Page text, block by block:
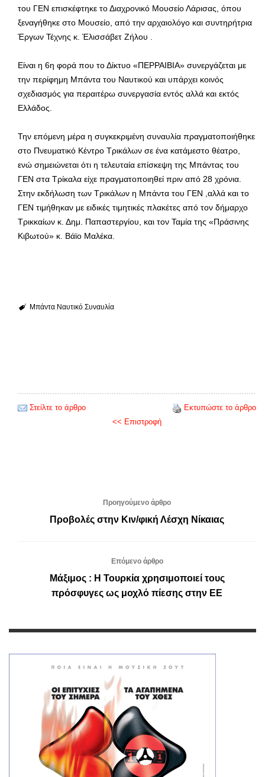
του ΓΕΝ επισκέφτηκε το Διαχρονικό Μουσείο Λάρισας, όπου
ξεναγήθηκε στο Μουσείο, από την αρχαιολόγο και συντηρήτρια
Έργων Τέχνης κ. Έλισσάβετ Ζήλου .
Είναι η 6η φορά που το Δίκτυο «ΠΕΡΡΑΙΒΙΑ» συνεργάζεται με
την περίφημη Μπάντα του Ναυτικού και υπάρχει κοινός
σχεδιασμός για περαιτέρω συνεργασία εντός αλλά και εκτός
Ελλάδος.
Την επόμενη μέρα η συγκεκριμένη συναυλία πραγματοποιήθηκε
στο Πνευματικό Κέντρο Τρικάλων σε ένα κατάμεστο θέατρο,
ενώ σημειώνεται ότι η τελευταία επίσκεψη της Μπάντας του
ΓΕΝ στα Τρίκαλα είχε πραγματοποιηθεί πριν από 28 χρόνια.
Στην εκδήλωση των Τρικάλων η Μπάντα του ΓΕΝ ,αλλά και το
ΓΕΝ τιμήθηκαν με ειδικές τιμητικές πλακέτες από τον δήμαρχο
Τρικκαίων κ. Δημ. Παπαστεργίου, και τον Ταμία της «Πράσινης
Κιβωτού» κ. Βάϊο Μαλέκα.
Μπάντα Ναυτικό Συναυλία
Στείλτε το άρθρο
Εκτυπώστε το άρθρο
<< Επιστροφή
Προηγούμενο άρθρο
Προβολές στην Κιν/φική Λέσχη Νίκαιας
Επόμενο άρθρο
Μάξιμος : Η Τουρκία χρησιμοποιεί τους
πρόσφυγες ως μοχλό πίεσης στην ΕΕ